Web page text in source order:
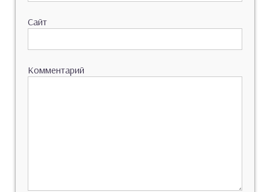
Сайт
Комментарий